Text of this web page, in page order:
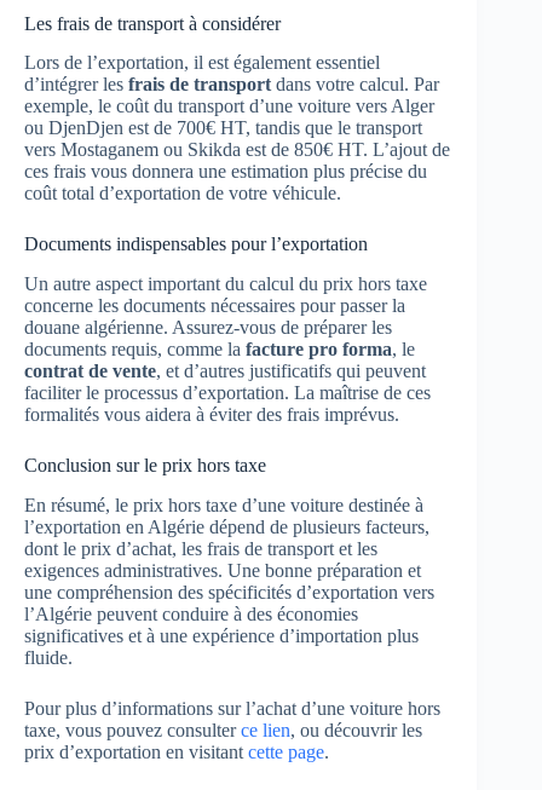
Les frais de transport à considérer
Lors de l’exportation, il est également essentiel
d’intégrer les frais de transport dans votre calcul. Par
exemple, le coût du transport d’une voiture vers Alger
ou DjenDjen est de 700€ HT, tandis que le transport
vers Mostaganem ou Skikda est de 850€ HT. L’ajout de
ces frais vous donnera une estimation plus précise du
coût total d’exportation de votre véhicule.
Documents indispensables pour l’exportation
Un autre aspect important du calcul du prix hors taxe
concerne les documents nécessaires pour passer la
douane algérienne. Assurez-vous de préparer les
documents requis, comme la facture pro forma, le
contrat de vente, et d’autres justificatifs qui peuvent
faciliter le processus d’exportation. La maîtrise de ces
formalités vous aidera à éviter des frais imprévus.
Conclusion sur le prix hors taxe
En résumé, le prix hors taxe d’une voiture destinée à
l’exportation en Algérie dépend de plusieurs facteurs,
dont le prix d’achat, les frais de transport et les
exigences administratives. Une bonne préparation et
une compréhension des spécificités d’exportation vers
l’Algérie peuvent conduire à des économies
significatives et à une expérience d’importation plus
fluide.
Pour plus d’informations sur l’achat d’une voiture hors
taxe, vous pouvez consulterce lien, ou découvrir les
prix d’exportation en visitant cette page.